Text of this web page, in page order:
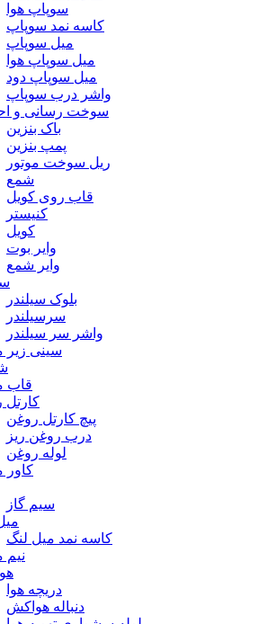
سوپاپ هوا
کاسه نمد سوپاپ
میل سوپاپ
میل سوپاپ هوا
میل سوپاپ دود
واشر درب سوپاپ
سوخت رسانی و
باک بنزین
پمپ بنزین
ریل سوخت موتور
شمع
قاب روی کویل
کنیستر
کویل
وایر بوت
وایر شمع
بلوک سیلندر
سرسیلندر
واشر سر سیلندر
سینی زیر
قاب
کارتل
پیچ کارتل روغن
درب روغن ریز
لوله روغن
کاور
سیم گاز
کاسه نمد میل لنگ
نیم
دریچه هوا
دنباله هواکش